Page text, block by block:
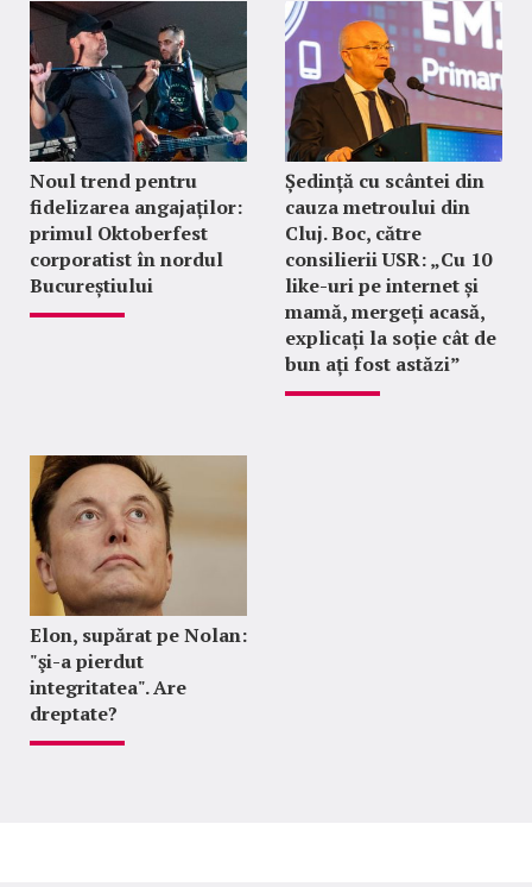
Noul trend pentru
fidelizarea angajaților:
primul Oktoberfest
corporatist în nordul
Bucureștiului
Ședință cu scântei din
cauza metroului din
Cluj. Boc, către
consilierii USR: „Cu 10
like-uri pe internet și
mamă, mergeți acasă,
explicați la soție cât de
bun ați fost astăzi”
Elon, supărat pe Nolan:
"şi-a pierdut
integritatea". Are
dreptate?